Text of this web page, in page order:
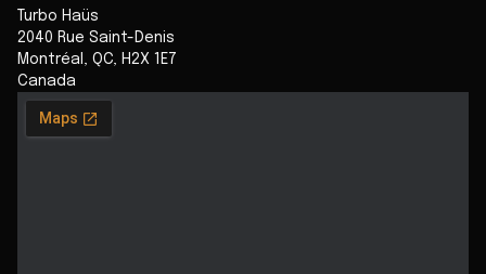
Turbo Haüs
2040 Rue Saint-Denis
Montréal , QC, H2X 1E7
Canada